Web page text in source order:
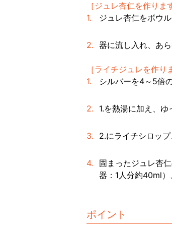
［ジュレ杏仁を作りま
ジュレ杏仁をボウ
器に流し入れ、あ
［ライチジュレを作り
シルバーを4～5倍
1.を熱湯に加え、ゆ
2.にライチシロッ
固まったジュレ杏
器：1人分約40ml）
ポイント